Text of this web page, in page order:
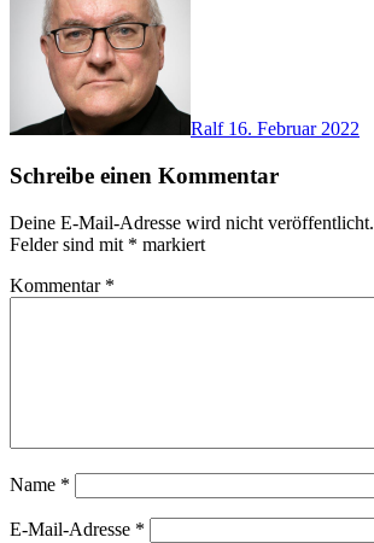
Ralf 16. Februar 2022
Schreibe einen Kommentar
Deine E-Mail-Adresse wird nicht veröffentlicht.
Felder sind mit * markiert
Kommentar *
Name *
E-Mail-Adresse *